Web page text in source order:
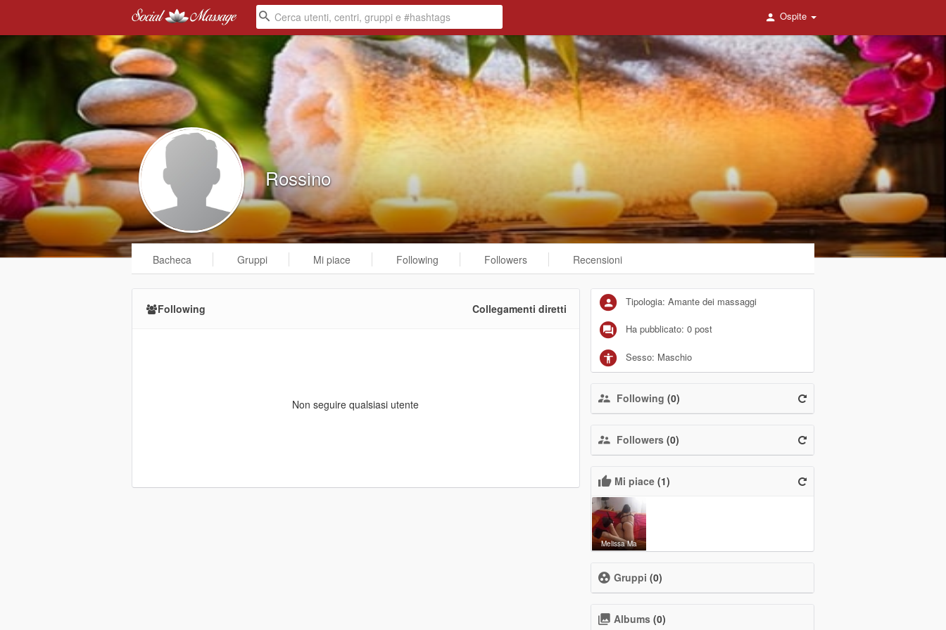
Ospite
Rossino
Bacheca Gruppi Mi piace Following Followers Recensioni
Following Collegamenti diretti
Non seguire qualsiasi utente
Tipologia: Amante dei massaggi
Ha pubblicato: 0 post
Sesso: Maschio
Following (0)
Followers(0)
Mi piace(1)
Melissa Ma
Gruppi (0)
Albums(0)